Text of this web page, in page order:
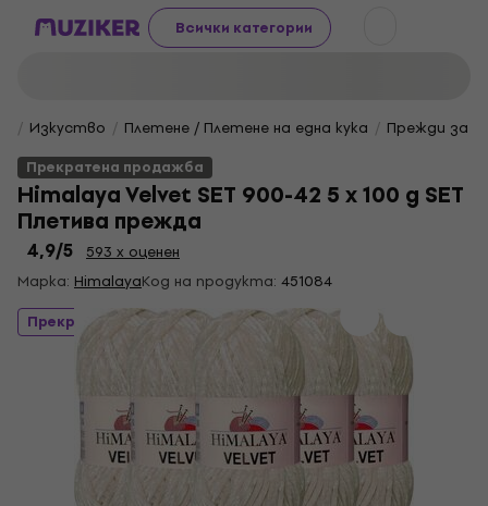
Всички категории
Изкуство Плетене / Плетене на една кука
Прежди за
Прекратена продажба
Himalaya Velvet SET 900-42 5 x 100 g SET
Плетива прежда
4,9/5
593 x оценен
Марка: HimalayaКод на продукта: 451084
Прекратена продажба